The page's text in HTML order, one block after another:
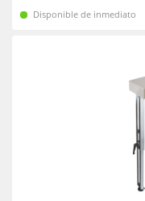
Disponible de inmediato